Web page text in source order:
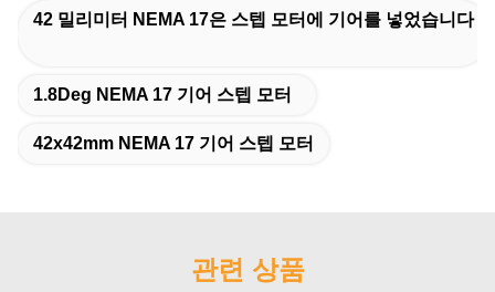
42 밀리미터 NEMA 17은 스텝 모터에 기어를 넣었습니다
1.8Deg NEMA 17 기어 스텝 모터
42x42mm NEMA 17 기어 스텝 모터
관련 상품